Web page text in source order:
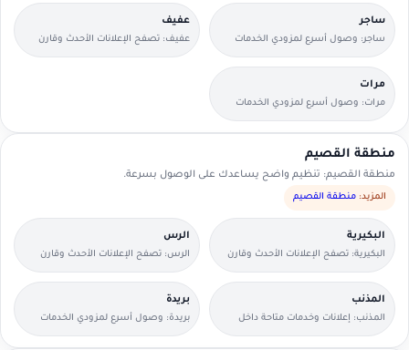
ساجر
ساجر: وصول أسرع لمزودي الخدمات
القريبين منك.
عفيف
عفيف: تصفح الإعلانات الأحدث وقارن
التفاصيل بسرعة.
مرات
مرات: وصول أسرع لمزودي الخدمات
القريبين منك.
منطقة القصيم
منطقة القصيم: تنظيم واضح يساعدك على الوصول بسرعة.
المزيد: منطقة القصيم
البكيرية
البكيرية: تصفح الإعلانات الأحدث وقارن
التفاصيل بسرعة.
الرس
الرس: تصفح الإعلانات الأحدث وقارن
التفاصيل بسرعة.
المذنب
المذنب: إعلانات وخدمات متاحة داخل
الحي مع وسائل تواصل مباشرة.
بريدة
بريدة: وصول أسرع لمزودي الخدمات
القريبين منك.